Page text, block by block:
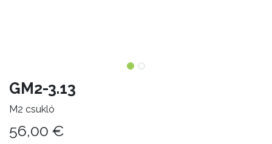
GM2-3.13
M2 csukló
56,00 €